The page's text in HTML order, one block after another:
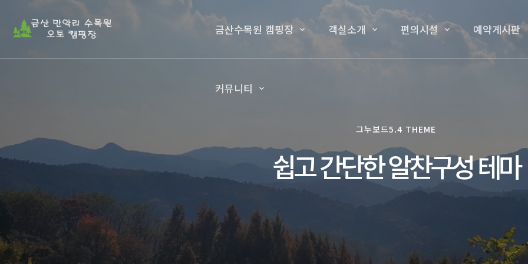
금산수목원 캠핑장 객실소개 편의시설 예약게시판
커뮤니티
그누보드5.4 THEME
쉽고 간단한 알찬구성 테마